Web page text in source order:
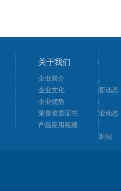
关于我们
企业简介
企业文化
企业优势
荣誉资质证书
产品应用视频
新动态
业动态
新闻